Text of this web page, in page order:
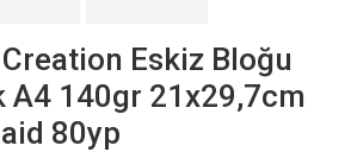
Eskiz Bloğu
A4 140gr 21x29,7cm
80yp